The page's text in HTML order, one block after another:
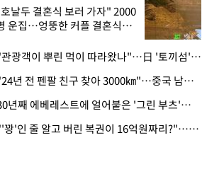
날두 결혼식 보러 가자" 2000
운집…엉뚱한 커플 결혼식에
· "관광객이 뿌린 먹이 따라왔나"…日 '토끼섬' 멧돼지, 토끼까지 사냥
· "24년 전 펜팔 친구 찾아 3000㎞"…중국 남성 사연에 '뭉클'
· 30년째 에베레스트에 얼어붙은 '그린 부츠'…드디어 가족 품으로
· "'꽝'인 줄 알고 버린 복권이 16억원짜리?"…극적으로 되찾은 사연